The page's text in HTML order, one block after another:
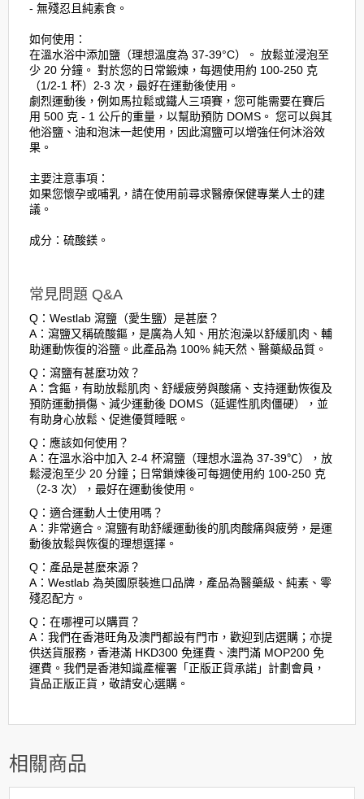
- 無殘忍且純素食。
如何使用：
在溫水浴中添加鹽（理想溫度為 37-39°C）。 放鬆並浸泡至
少 20 分鐘。 對於您的日常鍛煉，每週使用約 100-250 克
（1/2-1 杯）2-3 次，最好在運動後使用。
劇烈運動後，例如馬拉鬆或鐵人三項賽，您可能需要在賽后
用 500 克 - 1 公斤的重量，以幫助預防 DOMS。 您可以與其
他浴鹽、油和泡沫一起使用，因此瀉鹽可以增強任何沐浴效
果。
主要注意事項：
如果您懷孕或哺乳，請在使用前尋求醫療保健專業人士的建
議。
成分：硫酸鎂。
常見問題 Q&A
Q：Westlab 瀉鹽（愛生鹽）是甚麼？
A：瀉鹽又稱硫酸鏂，是廣為人知、用於泡澡以舒緩肌肉、輔
助運動恢復的浴鹽。此產品為 100% 純天然、醫藥級品質。
Q：瀉鹽有甚麼功效？
A：含鏂，有助放鬆肌肉、舒緩疲勞與酸痛、支持運動恢復及
預防運動損傷、減少運動後 DOMS（延遲性肌肉僵硬），並
有助身心放鬆、促進優質睡眠。
Q：應該如何使用？
A：在溫水浴中加入 2-4 杯瀉鹽（理想水溫為 37-39℃），放
鬆浸泡至少 20 分鐘；日常鎖煉後可每週使用約 100-250 克
（2-3 次），最好在運動後使用。
Q：適合運動人士使用嗎？
A：非常適合。瀉鹽有助舒緩運動後的肌肉酸痛與疲勞，是運
動後放鬆與恢復的理想選擇。
Q：產品是甚麼來源？
A：Westlab 為英國原裝進口品牌，產品為醫藥級、純素、零
殘忍配方。
Q：在哪裡可以購買？
A：我們在香港旺角及澳門都設有門市，歡迎到店選購；亦提
供送貨服務，香港滿 HKD300 免運費、澳門滿 MOP200 免
運費。我們是香港知識產權署「正版正貨承諾」計劃會員，
貨品正版正貨，敬請安心選購。
相關商品